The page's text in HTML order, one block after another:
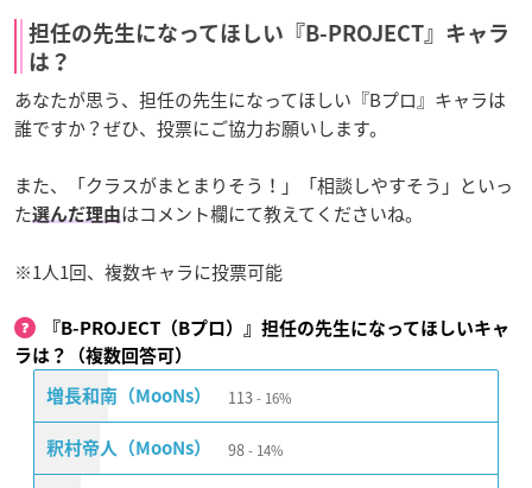
担任の先生になってほしい『B-PROJECT』キャラ
は？
あなたが思う、担任の先生になってほしい『Bプロ』キャラは
誰ですか？ぜひ、投票にご協力お願いします。
また、「クラスがまとまりそう！」「相談しやすそう」といっ
た選んだ理由はコメント欄にて教えてくださいね。
※1人1回、複数キャラに投票可能
『B-PROJECT（Bプロ）』担任の先生になってほしいキャ
ラは？（複数回答可）
増長和南（MooNs） 113 16%
釈村帝人（MooNs） 98 14%